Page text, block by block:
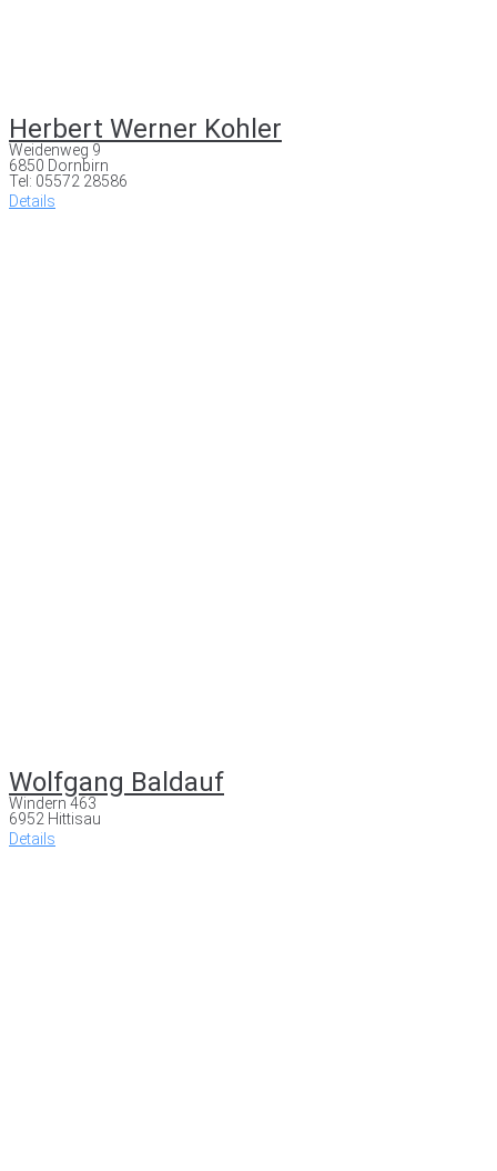
Herbert Werner Kohler
Weidenweg 9
6850 Dornbirn
Tel: 05572 28586
Details
Wolfgang Baldauf
Windern 463
6952 Hittisau
Details